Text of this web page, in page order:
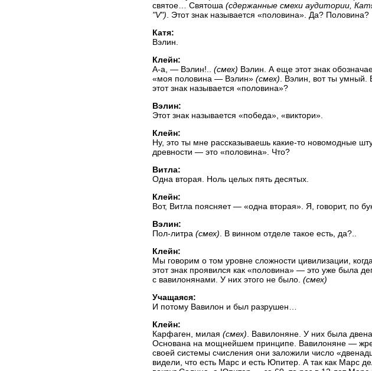
святое… Святоша (сдержанные смехи аудитории,
"V") . Этот знак называется «половина». Да? Половина?
Катя:
Вэлин.
Клейн:
А-а, — Вэлин!.. (смех) Вэлин. А еще этот знак
«моя половина — Вэлин» (смех) . Вэлин, вот ты
этот знак называется «половина»?
Вэлин:
Этот знак называется «победа», «виктори».
Клейн:
Ну, это ты мне рассказываешь какие-то новомодные
древности — это «половина». Что?
Витла:
Одна вторая. Ноль целых пять десятых.
Клейн:
Вот, Витла поясняет — «одна вторая». Я, говорит, по
Вэлин:
Пол-литра (смех) . В винном отделе такое есть, да?..
Клейн:
Мы говорим о том уровне сложности цивилизации,
этот знак проявился как «половина» — это уже была
с вавилонянами. У них этого не было. (смех)
Учащаяся:
И потому Вавилон и был разрушен…
Клейн:
Карфаген, милая (смех) . Вавилоняне. У них была
Основана на мощнейшем принципе. Вавилоняне —
своей системы счисления они заложили число
видели, что есть Марс и есть Юпитер. А так как Марс